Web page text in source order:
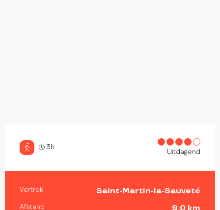
3h
Uitdagend
PRAKTISCHE INFORMATIE
Vertrek Saint-Martin-la-Sauveté
Afstand